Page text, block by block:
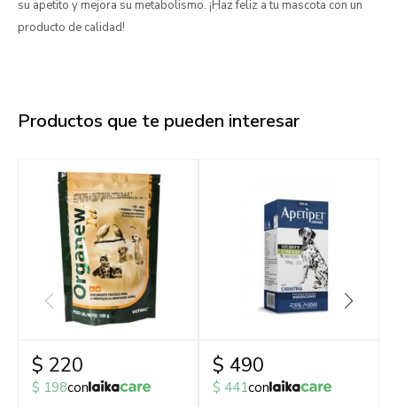
su apetito y mejora su metabolismo. ¡Haz feliz a tu mascota con un
producto de calidad!
Productos que te pueden interesar
$ 220
$ 198con
$ 490
$ 441con